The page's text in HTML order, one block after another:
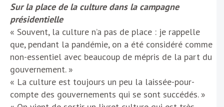
Sur la place de la culture dans la campagne
présidentielle
« Souvent, la culture n’a pas de place : je rappelle
que, pendant la pandémie, on a été considéré comme
non-essentiel avec beaucoup de mépris de la part du
gouvernement. »
« La culture est toujours un peu la laissée-pour-
compte des gouvernements qui se sont succédés. »